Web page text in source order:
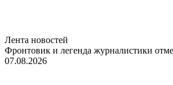
Лента новостей
Фронтовик и легенда журналистики
07.08.2026